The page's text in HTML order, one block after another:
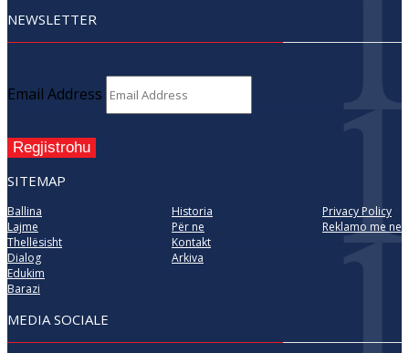
NEWSLETTER
Email Address
Regjistrohu
SITEMAP
Ballina
Lajme
Thellësisht
Dialog
Edukim
Barazi
Historia
Për ne
Kontakt
Arkiva
Privacy Policy
Reklamo me ne
MEDIA SOCIALE